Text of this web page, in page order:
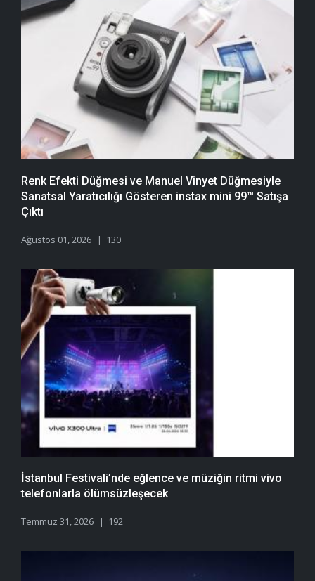
Renk Efekti Düğmesi ve Manuel Vinyet Düğmesiyle
Sanatsal Yaratıcılığı Gösteren instax mini 99™ Satışa
Çıktı
Ağustos 01, 2026 130
İstanbul Festivali’nde eğlence ve müziğin ritmi vivo
telefonlarla ölümsüzleşecek
Temmuz 31, 2026 192